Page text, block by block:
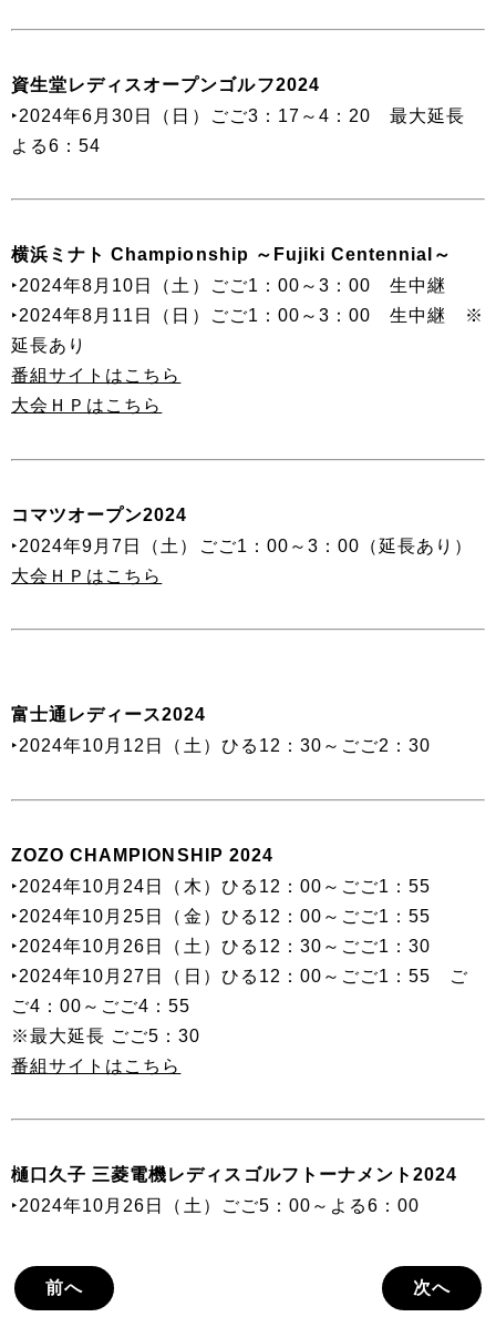
資生堂レディスオープンゴルフ2024
‣2024年6月30日（日）ごご3：17～4：20 最大延長
よる6：54
横浜ミナト Championship ～Fujiki Centennial～
‣2024年8月10日（土）ごご1：00～3：00 生中継
‣2024年8月11日（日）ごご1：00～3：00 生中継 ※
延長あり
番組サイトはこちら
大会ＨＰはこちら
コマツオープン2024
‣2024年9月7日（土）ごご1：00～3：00（延長あり）
大会ＨＰはこちら
富士通レディース2024
‣2024年10月12日（土）ひる12：30～ごご2：30
ZOZO CHAMPIONSHIP 2024
‣2024年10月24日（木）ひる12：00～ごご1：55
‣2024年10月25日（金）ひる12：00～ごご1：55
‣2024年10月26日（土）ひる12：30～ごご1：30
‣2024年10月27日（日）ひる12：00～ごご1：55 ご
ご4：00～ごご4：55
※最大延長 ごご5：30
番組サイトはこちら
樋口久子 三菱電機レディスゴルフトーナメント2024
‣2024年10月26日（土）ごご5：00～よる6：00
前へ 次へ